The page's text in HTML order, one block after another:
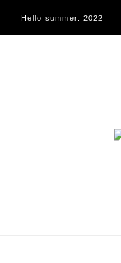
Hello summer. 2022